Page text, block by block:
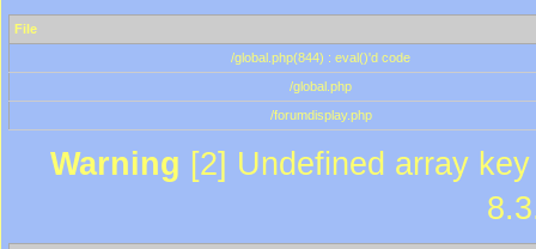
File
/global.php(844) : eval()'d code
/global.php
/forumdisplay.php
Warning [2] Undefined array